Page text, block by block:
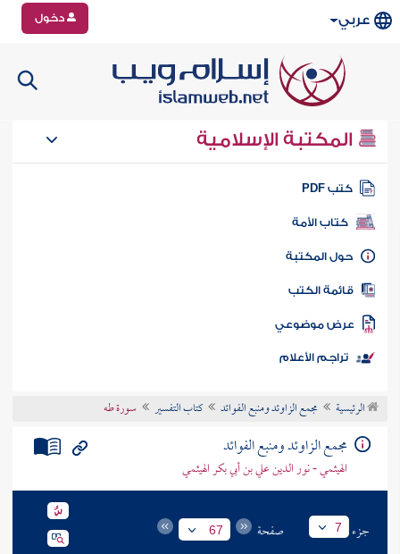
عربي دخول
المكتبة الإسلامية
كتب PDF
كتاب الأمة
المكتبة
الكتب
موضوعي
تراجم الأعلام
الرئيسية مجمع الزاوئد ومنبع الفوائد كتاب التفسير سورة طه
مجمع الزاوئد ومنبع الفوائد
الهيثمي - نور الدين علي بن أبي بكر الهيثمي
جزء 7 صفحة 67